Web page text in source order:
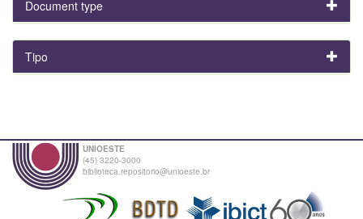
Document type
Tipo
UNIOESTE
(45) 3220-3000
biblioteca.repositorio@unioeste.br